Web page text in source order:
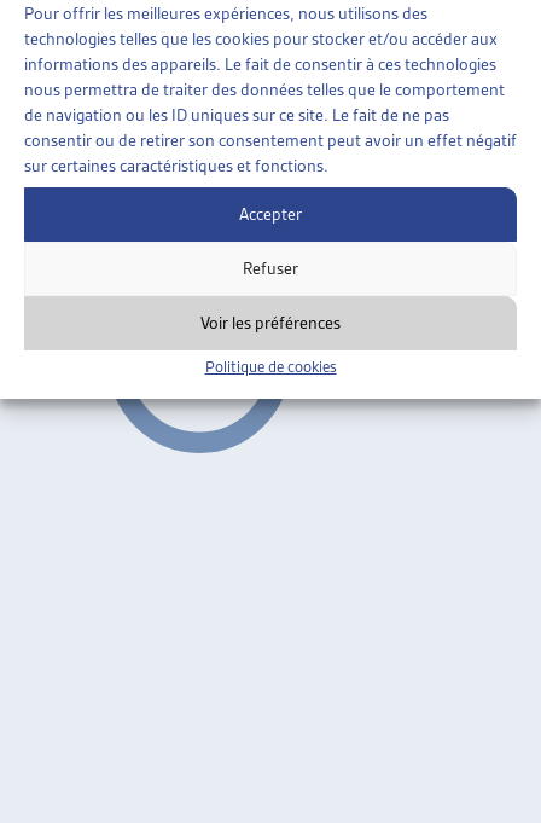
Pour offrir les meilleures expériences, nous utilisons des
technologies telles que les cookies pour stocker et/ou accéder aux
informations des appareils. Le fait de consentir à ces technologies
nous permettra de traiter des données telles que le comportement
de navigation ou les ID uniques sur ce site. Le fait de ne pas
consentir ou de retirer son consentement peut avoir un effet négatif
sur certaines caractéristiques et fonctions.
Accepter
Refuser
Voir les préférences
Politique de cookies
Formation professionnelle
PERSPECTIVES»TRAVAIL SOCIAL»FORMATION
PROFESSIONNELLE
RÉFÉRENTIEL DE COMPÉTENCE
Formation professionnelle